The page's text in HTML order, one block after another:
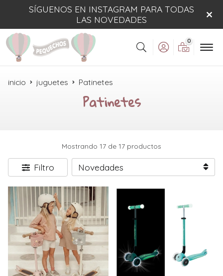
SÍGUENOS EN INSTAGRAM PARA TODAS
LAS NOVEDADES
Buscar
0
inicio juguetes Patinetes
Patinetes
Mostrando 17 de 17 productos
Filtro